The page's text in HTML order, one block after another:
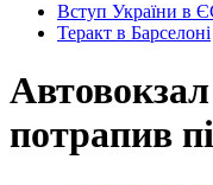
Вступ України в
Теракт в Барселоні
потрапив